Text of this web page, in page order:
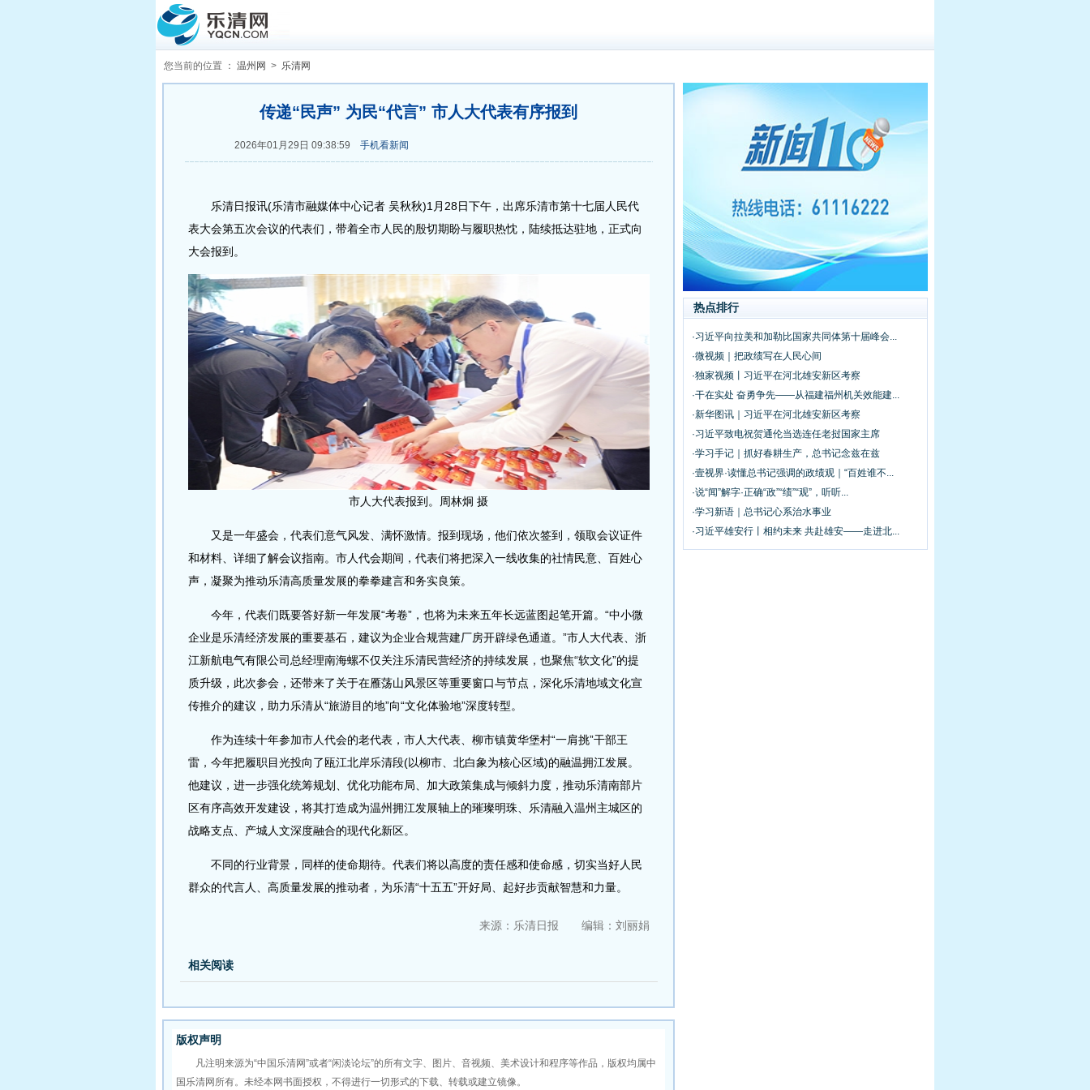
您当前的位置 ： 温州网 > 乐清网
传递“民声” 为民“代言” 市人大代表有序报到
2026年01月29日 09:38:59 手机看新闻
乐清日报讯(乐清市融媒体中心记者 吴秋秋)1月28日下午，出席乐清市第十七届人民代
表大会第五次会议的代表们，带着全市人民的殷切期盼与履职热忱，陆续抵达驻地，正式向
大会报到。
市人大代表报到。周林炯 摄
又是一年盛会，代表们意气风发、满怀激情。报到现场，他们依次签到，领取会议证件
和材料、详细了解会议指南。市人代会期间，代表们将把深入一线收集的社情民意、百姓心
声，凝聚为推动乐清高质量发展的拳拳建言和务实良策。
今年，代表们既要答好新一年发展“考卷”，也将为未来五年长远蓝图起笔开篇。“中小微
企业是乐清经济发展的重要基石，建议为企业合规营建厂房开辟绿色通道。”市人大代表、浙
江新航电气有限公司总经理南海螺不仅关注乐清民营经济的持续发展，也聚焦“软文化”的提
质升级，此次参会，还带来了关于在雁荡山风景区等重要窗口与节点，深化乐清地域文化宣
传推介的建议，助力乐清从“旅游目的地”向“文化体验地”深度转型。
作为连续十年参加市人代会的老代表，市人大代表、柳市镇黄华堡村“一肩挑”干部王
雷，今年把履职目光投向了瓯江北岸乐清段(以柳市、北白象为核心区域)的融温拥江发展。
他建议，进一步强化统筹规划、优化功能布局、加大政策集成与倾斜力度，推动乐清南部片
区有序高效开发建设，将其打造成为温州拥江发展轴上的璀璨明珠、乐清融入温州主城区的
战略支点、产城人文深度融合的现代化新区。
不同的行业背景，同样的使命期待。代表们将以高度的责任感和使命感，切实当好人民
群众的代言人、高质量发展的推动者，为乐清“十五五”开好局、起好步贡献智慧和力量。
来源：乐清日报 编辑：刘丽娟
相关阅读
版权声明
凡注明来源为“中国乐清网”或者“闲淡论坛”的所有文字、图片、音视频、美术设计和程序等作品，版权均属中
国乐清网所有。未经本网书面授权，不得进行一切形式的下载、转载或建立镜像。
热点排行
·习近平向拉美和加勒比国家共同体第十届峰会...
·微视频｜把政绩写在人民心间
·独家视频丨习近平在河北雄安新区考察
·干在实处 奋勇争先——从福建福州机关效能建...
·新华图讯｜习近平在河北雄安新区考察
·习近平致电祝贺通伦当选连任老挝国家主席
·学习手记｜抓好春耕生产，总书记念兹在兹
·壹视界·读懂总书记强调的政绩观｜“百姓谁不...
·说“闻”解字·正确“政”“绩”“观”，听听...
·学习新语｜总书记心系治水事业
·习近平雄安行丨相约未来 共赴雄安——走进北...